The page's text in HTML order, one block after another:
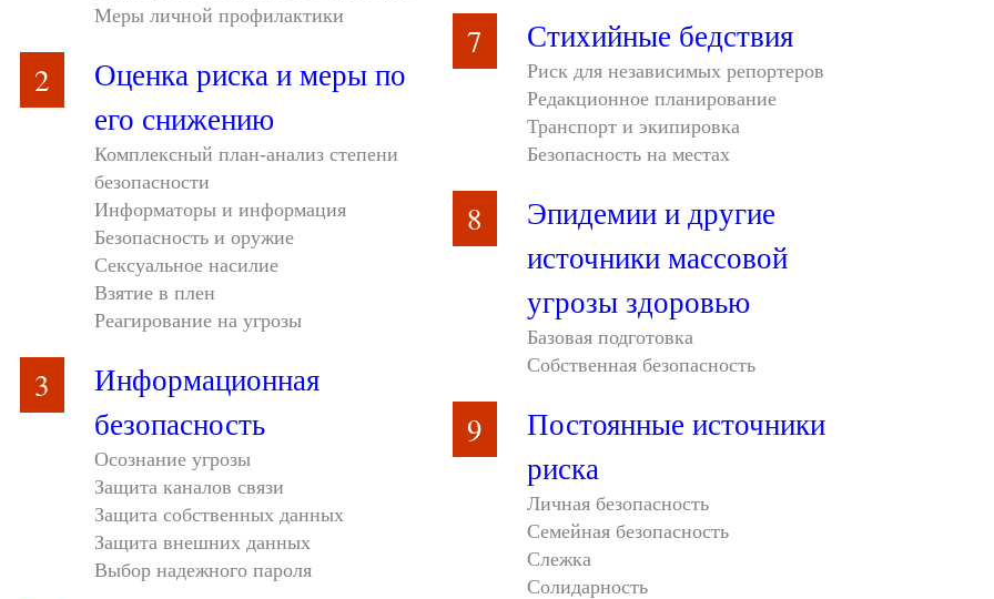
Меры личной профилактики
2
Оценка риска и меры по
его снижению
Комплексный план-анализ степени
безопасности
Информаторы и информация
Безопасность и оружие
Сексуальное насилие
Взятие в плен
Реагирование на угрозы
3
Информационная
безопасность
Осознание угрозы
Защита каналов связи
Защита собственных данных
Защита внешних данных
Выбор надежного пароля
7 Стихийные бедствия
Риск для независимых репортеров
Редакционное планирование
Транспорт и экипировка
Безопасность на местах
8
Эпидемии и другие
источники массовой
угрозы здоровью
Базовая подготовка
Собственная безопасность
9
Постоянные источники
риска
Личная безопасность
Семейная безопасность
Слежка
Солидарность